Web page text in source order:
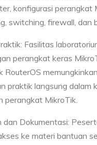
konfigurasi perangkat
switching, firewall, dan
Fasilitas
perangkat keras
RouterOS
praktik langsung dalam
perangkat MikroTik.
dan Dokumentasi:
ke materi bantuan